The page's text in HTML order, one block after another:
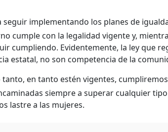
seguir implementando los planes de
cumple con la legalidad vigente y,
cumpliendo. Evidentemente, la ley que
estatal, no son competencia de la
tanto, en tanto estén vigentes,
siempre a superar cualquier
lastre a las mujeres.